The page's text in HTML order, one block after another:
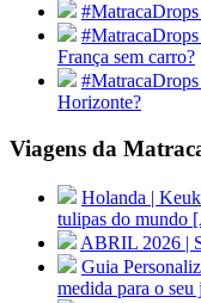
França sem carro?
Horizonte?
Viagens da
Holanda |
tulipas do
ABRIL 2026 |
Guia
medida para o